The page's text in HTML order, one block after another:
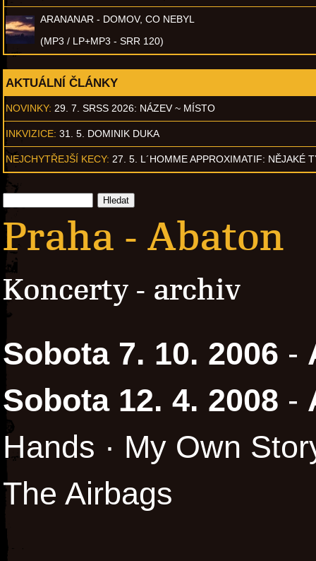
ARANANAR - DOMOV, CO NEBYL
(MP3 / LP+MP3 - SRR 120)
AKTUÁLNÍ ČLÁNKY
NOVINKY: 29. 7. SRSS 2026: NÁZEV ~ MÍSTO
INKVIZICE: 31. 5. DOMINIK DUKA
NEJCHYTŘEJŠÍ KECY: 27. 5. L´HOMME APPROXIMATIF: NĚJAKÉ
Praha - Abaton
Koncerty - archiv
Sobota 7. 10. 2006 -
Sobota 12. 4. 2008 -
Hands · My Own
The Airbags